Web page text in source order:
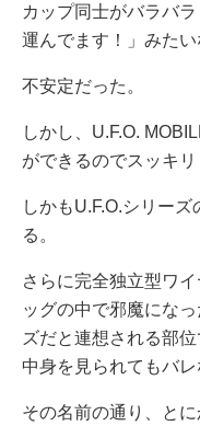
カップ同士がバラバ
運んでます！」みたい
不安定だった。
しかし、U.F.O.
ができるのでスッキリ
しかもU.F.O.シリー
る。
さらに完全独立型ワ
ッグの中で邪魔にな
ズだと連想される部
中身を見られてもバレ
その名前の通り、と